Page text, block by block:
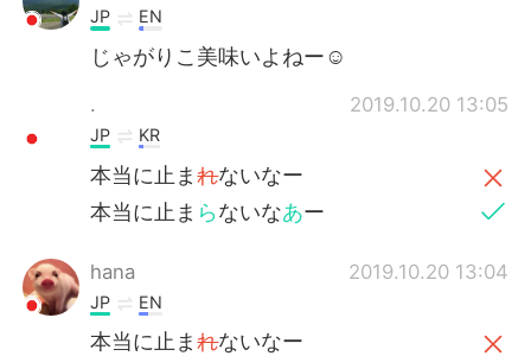
JP EN
じゃがりこ美味いよねー☺
. 2019.10.20 13:05
JP KR
本当に止まれないなー
本当に止ま らないなあー
hana 2019.10.20 13:04
JP EN
本当に止まれないなー